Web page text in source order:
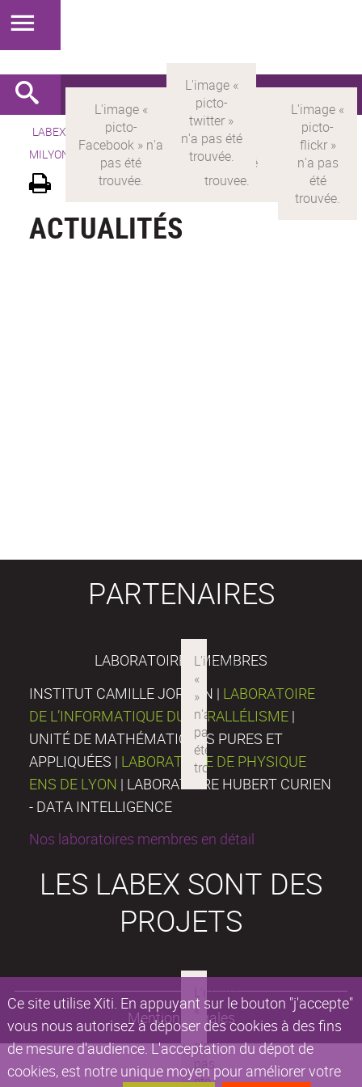
Ce site utilise Xiti. En appuyant sur le bouton "j'accepte"
vous nous autorisez à déposer des cookies à des fins
de mesure d'audience. L'acceptation du dépot de
cookies, est notre unique moyen pour améliorer votre
LABEX > LABEX MILYON Version française
MILYON >
ACTUALITÉS
PARTENAIRES
LABORATOIRES MEMBRES
INSTITUT CAMILLE JORDAN | LABORATOIRE
DE L’INFORMATIQUE DU PARALLÉLISME |
UNITÉ DE MATHÉMATIQUES PURES ET
APPLIQUÉES | LABORATOIRE DE PHYSIQUE
ENS DE LYON | LABORATOIRE HUBERT CURIEN
- DATA INTELLIGENCE
Nos laboratoires membres en détail
LES LABEX SONT DES
PROJETS
Mentions légales